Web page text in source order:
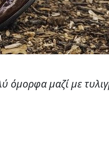
όμορφα μαζί με